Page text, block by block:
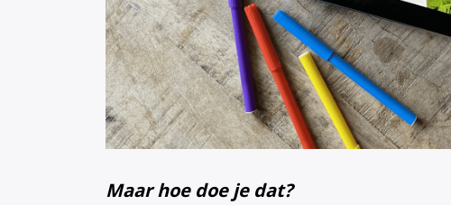
Maar hoe doe je dat?